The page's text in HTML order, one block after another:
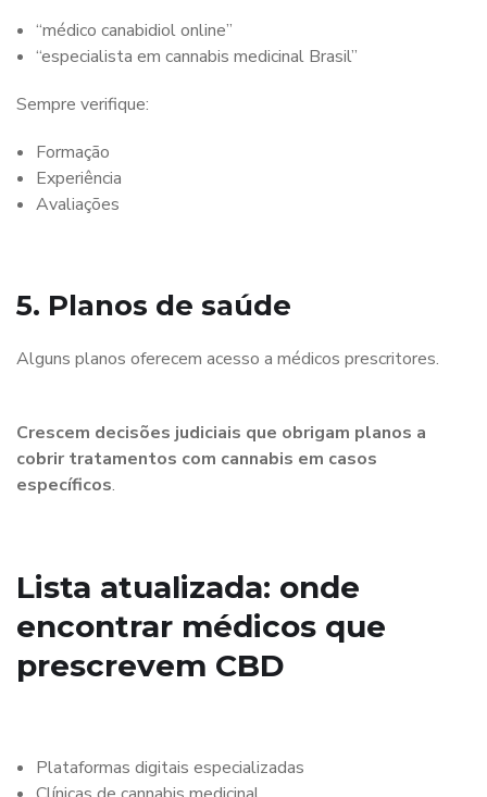
“médico canabidiol online”
“especialista em cannabis medicinal Brasil”
Sempre verifique:
Formação
Experiência
Avaliações
5. Planos de saúde
Alguns planos oferecem acesso a médicos prescritores.
Crescem decisões judiciais que obrigam planos a
cobrir tratamentos com cannabis em casos
específicos.
Lista atualizada: onde
encontrar médicos que
prescrevem CBD
Plataformas digitais especializadas